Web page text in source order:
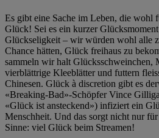
Es gibt eine Sache im Leben, die wohl
Glück! Sei es ein kurzer
Glückseligkeit – wir würden wohl alle
Chance hätten, Glück freihaus zu
sammeln wir halt Glücksschweinchen,
vierblättrige Kleeblätter und futtern
Chinesen. Glück à discretion gibt es
«Breaking-Bad»-Schöpfer Vince
«Glück ist ansteckend») infiziert ein
Menschheit. Und das sorgt nicht nur
Sinne: viel Glück beim Streamen!